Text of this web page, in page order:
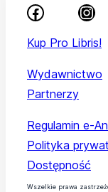
Kup Pro Libris!
Wydawnictwo
Partnerzy
Regulamin e-
Polityka
Dostępność
Wszelkie prawa